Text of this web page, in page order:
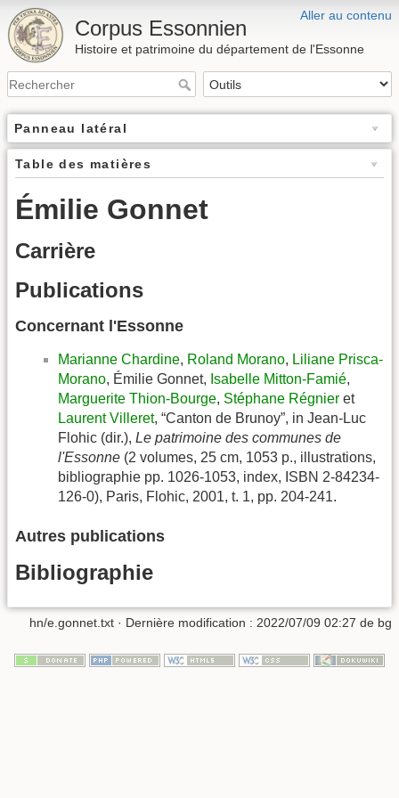
Aller au contenu
Corpus Essonnien
Histoire et patrimoine du département de l'Essonne
Panneau latéral
Table des matières
Émilie Gonnet
Carrière
Publications
Concernant l'Essonne
Marianne Chardine, Roland Morano, Liliane Prisca-
Morano, Émilie Gonnet, Isabelle Mitton-Famié,
Marguerite Thion-Bourge, Stéphane Régnier et
Laurent Villeret, “Canton de Brunoy”, in Jean-Luc
Flohic (dir.), Le patrimoine des communes de
l'Essonne (2 volumes, 25 cm, 1053 p., illustrations,
bibliographie pp. 1026-1053, index, ISBN 2-84234-
126-0), Paris, Flohic, 2001, t. 1, pp. 204-241.
Autres publications
Bibliographie
hn/e.gonnet.txt · Dernière modification : 2022/07/09 02:27 de bg